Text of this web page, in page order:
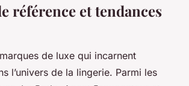
référence et tendances
de luxe qui incarnent
l’univers de la lingerie. Parmi les